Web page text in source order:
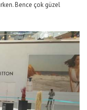
Bence çok güzel